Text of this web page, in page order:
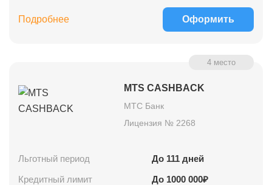
Оформить
Подробнее
MTS CASHBACK
4 место
МТС Банк
Лицензия № 2268
Льготный период До 111 дней
Кредитный лимит
До 1000 000₽